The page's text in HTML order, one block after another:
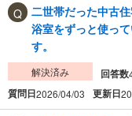
二世帯だった中古
浴室をずっと使っ
す。
解決済み 回答数
質問日2026/04/03 更新日